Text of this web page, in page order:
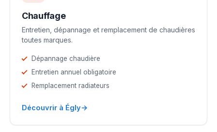
Chauffage
Entretien, dépannage et remplacement de chaudières
toutes marques.
Dépannage chaudière
Entretien annuel obligatoire
Remplacement radiateurs
Découvrir à Égly→